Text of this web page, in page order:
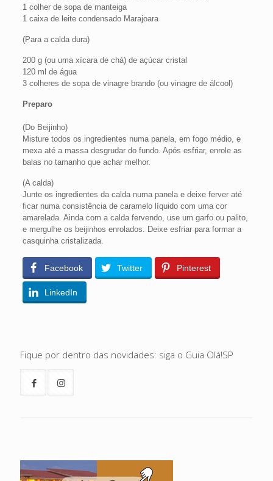
1 colher de sopa de manteiga
1 caixa de leite condensado Marajoara
(Para a calda dura)
200 g (ou uma xícara de chá) de açúcar cristal
120 ml de água
3 colheres de sopa de vinagre brando (ou vinagre de álcool)
Preparo
(Do Beijinho)
Misture todos os ingredientes numa panela, em fogo médio, e
mexa até a massa desgrudar do fundo. Após esfriar, enrole as
balas no tamanho que achar melhor.
(A calda)
Junte os ingredientes da calda numa panela e deixe ferver até
ficar numa consistência de caramelo líquido com uma cor
amarelada. Ainda com a calda fervendo, use um garfo ou palito,
e mergulhe os beijinhos enrolados. Deixe esfriar para formar a
casquinha cristalizada.
Facebook Twitter Pinterest
LinkedIn
Fique por dentro das novidades: siga o Guia Olá!SP